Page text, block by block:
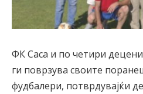
ФК Саса и по четири
ги поврзува своите
фудбалери, потврдувајќи